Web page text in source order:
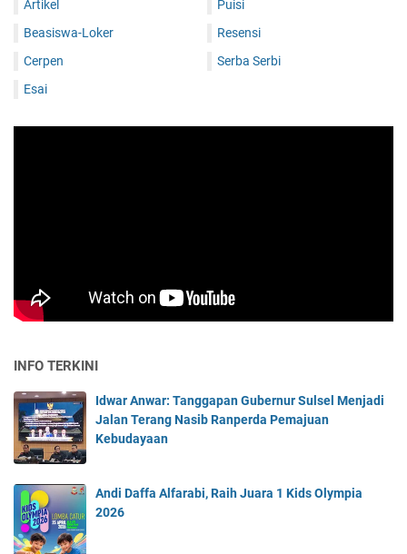
Artikel
Beasiswa-Loker
Cerpen
Esai
Puisi
Resensi
Serba Serbi
INFO TERKINI
Idwar Anwar: Tanggapan Gubernur Sulsel Menjadi
Jalan Terang Nasib Ranperda Pemajuan
Kebudayaan
Andi Daffa Alfarabi, Raih Juara 1 Kids Olympia
2026